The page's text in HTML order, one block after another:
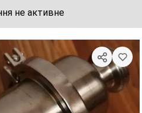
не активне